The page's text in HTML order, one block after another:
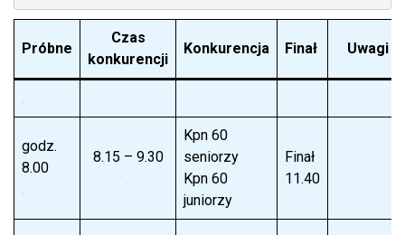
Próbne
Czas
konkurencji
Konkurencja Finał Uwagi
.
godz.
8.00
.
8.15 – 9.30
.
Kpn 60
seniorzy
Kpn 60
juniorzy
Finał
11.40